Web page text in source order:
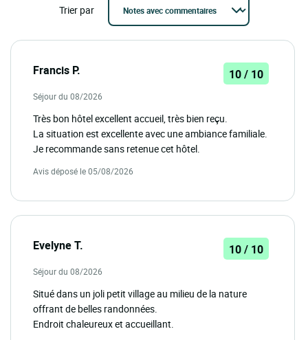
Trier par
Francis P. 10 / 10
Séjour du 08/2026
Très bon hôtel excellent accueil, très bien reçu.
La situation est excellente avec une ambiance familiale.
Je recommande sans retenue cet hôtel.
Avis déposé le 05/08/2026
Evelyne T. 10 / 10
Séjour du 08/2026
Situé dans un joli petit village au milieu de la nature
offrant de belles randonnées.
Endroit chaleureux et accueillant.